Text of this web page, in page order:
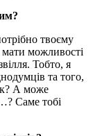
твоєму
можливості
Тобто, я
та того,
А може
Саме тобі